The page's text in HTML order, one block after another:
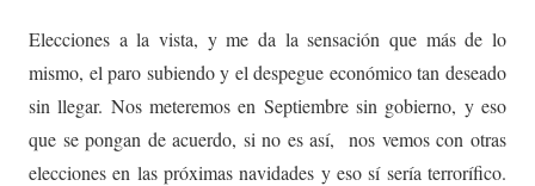
Elecciones a la vista, y me da la sensación que más de lo
mismo, el paro subiendo y el despegue económico tan deseado
sin llegar. Nos meteremos en Septiembre sin gobierno, y eso
que se pongan de acuerdo, si no es así, nos vemos con otras
elecciones en las próximas navidades y eso sí sería terrorífico.